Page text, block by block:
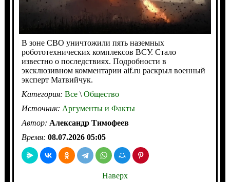
В зоне СВО уничтожили пять наземных
робототехнических комплексов ВСУ. Стало
известно о последствиях. Подробности в
эксклюзивном комментарии aif.ru раскрыл военный
эксперт Матвийчук.
Категория: Все\Общество
Источник: Аргументы и Факты
Автор: Александр Тимофеев
Время: 08.07.2026 05:05
Наверх